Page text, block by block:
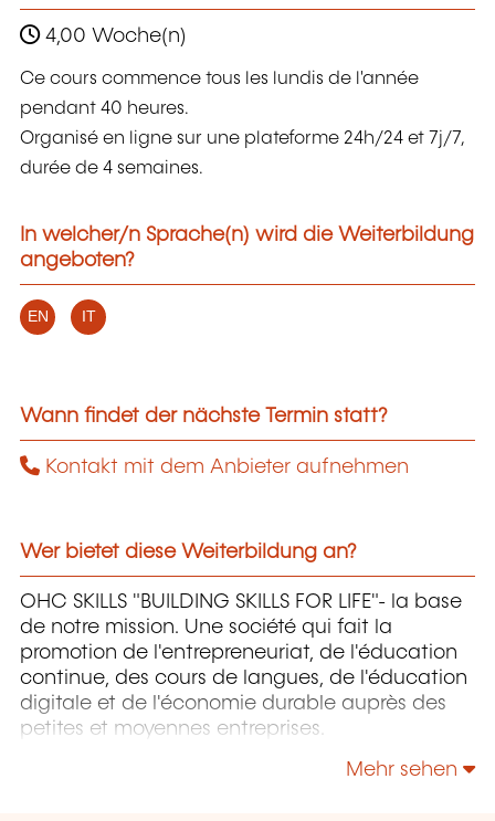
4,00 Woche(n)
Ce cours commence tous les lundis de l'année
pendant 40 heures.
Organisé en ligne sur une plateforme 24h/24 et 7j/7,
durée de 4 semaines.
In welcher/n Sprache(n) wird die Weiterbildung
angeboten?
EN IT
Wann findet der nächste Termin statt?
Kontakt mit dem Anbieter aufnehmen
Wer bietet diese Weiterbildung an?
OHC SKILLS "BUILDING SKILLS FOR LIFE"- la base
de notre mission. Une société qui fait la
promotion de l'entrepreneuriat, de l'éducation
continue, des cours de langues, de l'éducation
digitale et de l'économie durable auprès des
petites et moyennes entreprises.
Mehr sehen